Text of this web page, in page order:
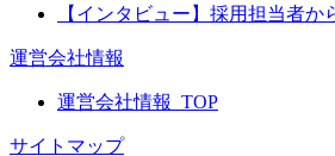
【インタビュー】採用担当者か
運営会社情報
運営会社情報_TOP
サイトマップ